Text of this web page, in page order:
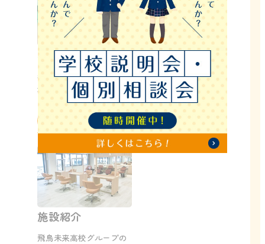
学校行事
参加したい行事を自分で
選べる！おどろきと感動
の1年間
詳細はこちら
部活・同好会
自分自身を大きく成長さ
せ、学生生活がより豊か
に！クラブ立ち上げも可
能です！
詳細はこちら
施設紹介
飛鳥未来高校グループの